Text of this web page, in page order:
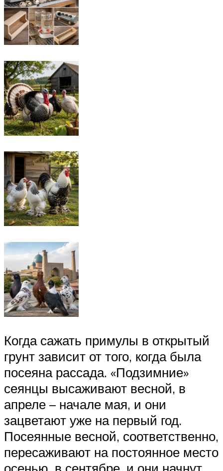
Когда сажать примулы в открытый
грунт зависит от того, когда была
посеяна рассада. «Подзимние»
сеянцы высаживают весной, в
апреле – начале мая, и они
зацветают уже на первый год.
Посеянные весной, соответственно,
пересаживают на постоянное место